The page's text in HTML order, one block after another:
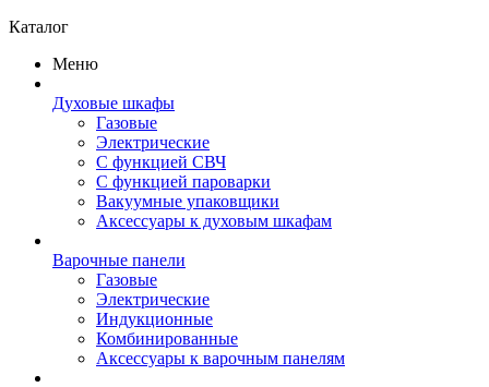
Каталог
Меню
Духовые шкафы
Газовые
Электрические
С функцией СВЧ
С функцией пароварки
Вакуумные упаковщики
Аксессуары к духовым шкафам
Варочные панели
Газовые
Электрические
Индукционные
Комбинированные
Аксессуары к варочным панелям